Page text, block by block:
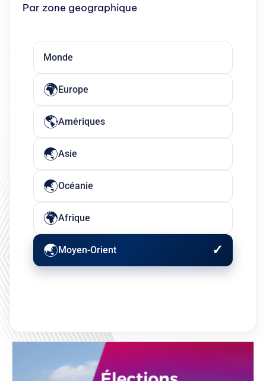
Par zone geographique
Monde
Europe
Amériques
Asie
Océanie
Afrique
Moyen-Orient